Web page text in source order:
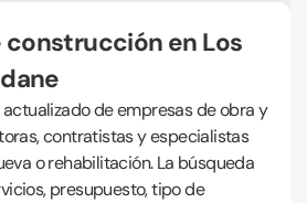
de empresas de obra y
contratistas y especialistas
o rehabilitación. La búsqueda
presupuesto, tipo de